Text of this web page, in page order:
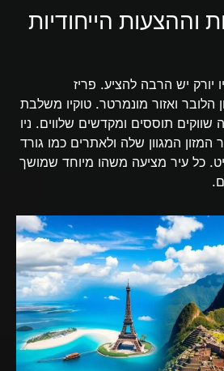
וההצעות הייחודיות
יורק יש הרבה להציע. פריז
הלובר ואזור מונמרטר. טוקיו משלבת
תוססים ומקדשים שלווים. ניו
המגוון שלה ולאתרים כמו גורד
כל עיר מציעה משהו מיוחד שמושך